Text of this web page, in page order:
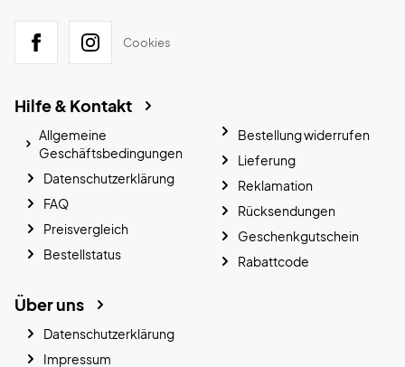
Cookies
Hilfe & Kontakt
Allgemeine
Geschäftsbedingungen
Datenschutzerklärung
FAQ
Preisvergleich
Bestellstatus
Bestellung widerrufen
Lieferung
Reklamation
Rücksendungen
Geschenkgutschein
Rabattcode
Über uns
Datenschutzerklärung
Impressum